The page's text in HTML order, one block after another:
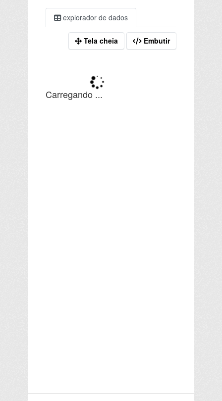
explorador de dados
Tela cheia Embutir